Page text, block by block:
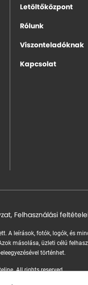
Letöltőközpont
Rólunk
Viszonteladóknak
Kapcsolat
, Felhasználási
A leírások, fotók, logók, és
másolása, üzleti célú
történhet.
All rights reserved.